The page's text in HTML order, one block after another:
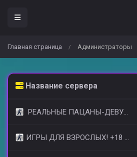
Главная страница / Администраторы
Название сервера
РЕАЛЬНЫЕ ПАЦАНЫ-ДЕВУШКИ 18+ [STEAM BONUS]
​ИГРЫ ДЛЯ ВЗРОСЛЫХ! +18 © (FREE VIP)